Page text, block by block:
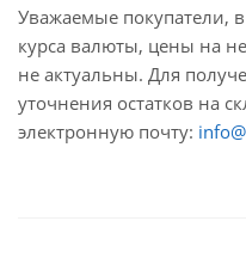
Уважаемые покупатели,
курса валюты, цены на
не актуальны. Для
уточнения остатков на
электронную почту: